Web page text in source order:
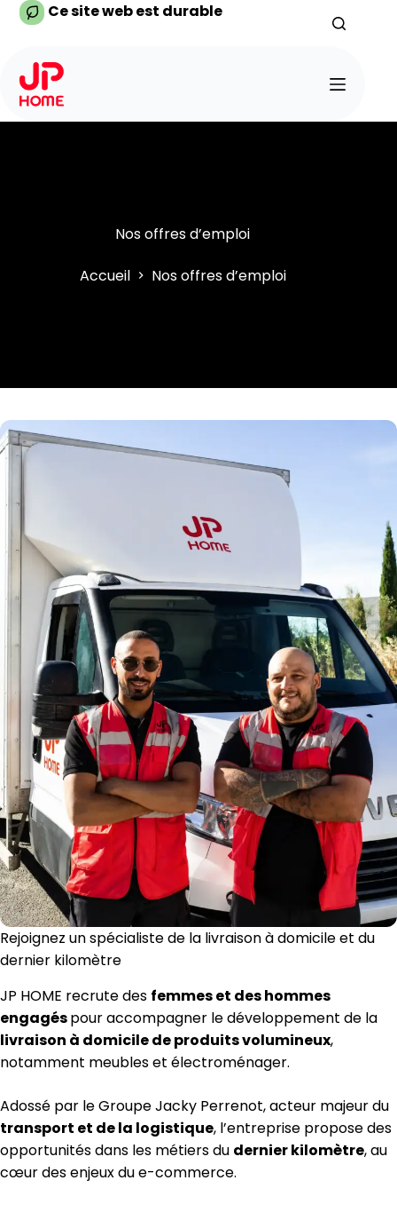
Passer Ce site web est durable
Nos offres d’emploi
Accueil Nos offres d’emploi
Rejoignez un spécialiste de la livraison à domicile et du
dernier kilomètre
JP HOME recrute des femmes et des hommes
engagéspour accompagner le développement de la
livraison à domicile de produits volumineux,
notamment meubles et électroménager.
Adossé par le Groupe Jacky Perrenot, acteur majeur du
transport et de la logistique, l’entreprise propose des
opportunités dans les métiers du dernier kilomètre, au
cœur des enjeux du e-commerce.